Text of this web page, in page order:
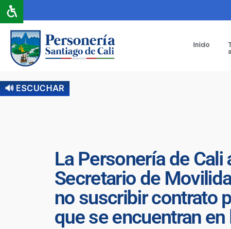
Inicio
🔊 ESCUCHAR
La Personería de
Secretario de
no suscribir contrato
que se encuentran